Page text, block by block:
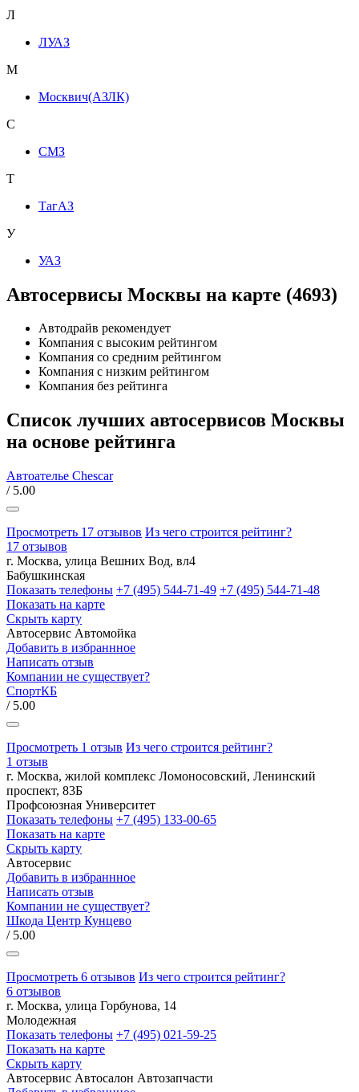
Л
ЛУАЗ
М
Москвич(АЗЛК)
С
СМЗ
Т
ТагАЗ
У
УАЗ
Автосервисы Москвы на карте (4693)
Автодрайв рекомендует
Компания с высоким рейтингом
Компания со средним рейтингом
Компания с низким рейтингом
Компания без рейтинга
Список лучших автосервисов Москвы
на основе рейтинга
Автоателье Chescar
/ 5.00
Просмотреть 17 отзывов Из чего строится рейтинг?
17 отзывов
г. Москва, улица Вешних Вод, вл4
Бабушкинская
Показать телефоны +7 (495) 544-71-49 +7 (495) 544-71-48
Показать на карте
Скрыть карту
Автосервис Автомойка
Добавить в избраннное
Написать отзыв
Компании не существует?
СпортКБ
/ 5.00
Просмотреть 1 отзыв Из чего строится рейтинг?
1 отзыв
г. Москва, жилой комплекс Ломоносовский, Ленинский
проспект, 83Б
Профсоюзная Университет
Показать телефоны +7 (495) 133-00-65
Показать на карте
Скрыть карту
Автосервис
Добавить в избраннное
Написать отзыв
Компании не существует?
Шкода Центр Кунцево
/ 5.00
Просмотреть 6 отзывов Из чего строится рейтинг?
6 отзывов
г. Москва, улица Горбунова, 14
Молодежная
Показать телефоны +7 (495) 021-59-25
Показать на карте
Скрыть карту
Автосервис Автосалон Автозапчасти